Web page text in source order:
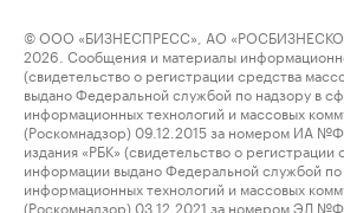
© ООО «БИЗНЕСПРЕСС», АО
2026. Сообщения и материалы
(свидетельство о регистрации средства
выдано Федеральной службой по надзору в
информационных технологий и массовых
(Роскомнадзор) 09.12.2015 за номером ИА
издания «РБК» (свидетельство о регистрации
информации выдано Федеральной службой по
информационных технологий и массовых
(Роскомнадзор) 03.12.2021 за номером ЭЛ